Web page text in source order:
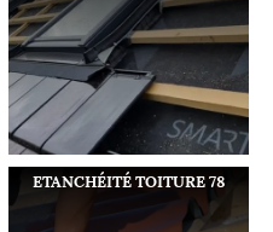
ETANCHÉITÉ TOITURE 78